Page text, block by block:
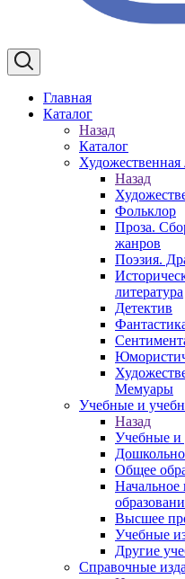
Главная
Каталог
Назад
Каталог
Художественная
Назад
Фольклор
Проза.
жанров
Поэзия.
литература
Детектив
Мемуары
Учебные и
Назад
Учебные и
Общее
Начальное
Высшее
Учебные
Другие
Справочные